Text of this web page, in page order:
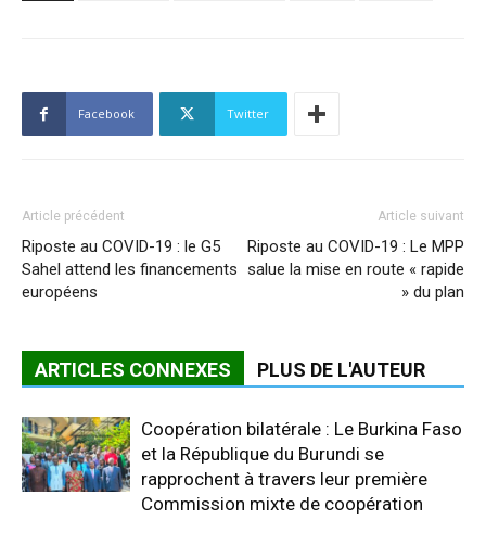
Facebook Twitter
Article précédent
Riposte au COVID-19 : le G5
Sahel attend les financements
européens
Article suivant
Riposte au COVID-19 : Le MPP
salue la mise en route « rapide
» du plan
ARTICLES CONNEXES PLUS DE L'AUTEUR
Coopération bilatérale : Le Burkina Faso
et la République du Burundi se
rapprochent à travers leur première
Commission mixte de coopération